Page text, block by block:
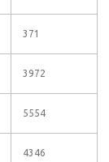
371
3972
5554
4346